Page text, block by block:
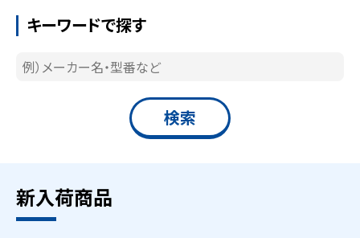
キーワードで探す
新入荷商品